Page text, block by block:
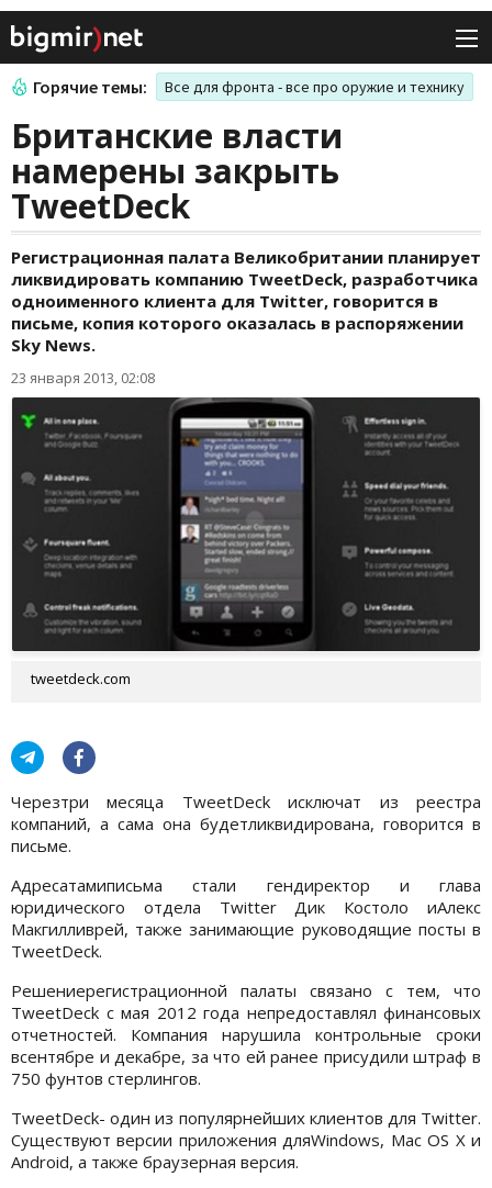
Горячие темы: Все для фронта - все про оружие и технику
Британские власти
намерены закрыть
TweetDeck
Регистрационная палата Великобритании планирует
ликвидировать компанию TweetDeck, разработчика
одноименного клиента для Twitter, говорится в
письме, копия которого оказалась в распоряжении
Sky News.
23 января 2013, 02:08
tweetdeck.com
Черезтри месяца TweetDeck исключат из реестра
компаний, а сама она будетликвидирована, говорится в
письме.
Адресатамиписьма стали гендиректор и глава
юридического отдела Twitter Дик Костоло иАлекс
Макгилливрей, также занимающие руководящие посты в
TweetDeck.
Решениерегистрационной палаты связано с тем, что
TweetDeck с мая 2012 года непредоставлял финансовых
отчетностей. Компания нарушила контрольные сроки
всентябре и декабре, за что ей ранее присудили штраф в
750 фунтов стерлингов.
TweetDeck- один из популярнейших клиентов для Twitter.
Существуют версии приложения дляWindows, Mac OS X и
Android, а также браузерная версия.